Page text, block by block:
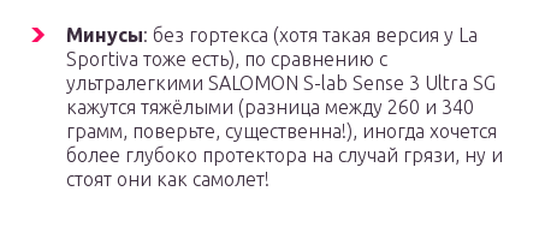
Минусы: без гортекса (хотя такая версия у La
Sportiva тоже есть), по сравнению с
ультралегкими SALOMON S-lab Sense 3 Ultra SG
кажутся тяжёлыми (разница между 260 и 340
грамм, поверьте, существенна!), иногда хочется
более глубоко протектора на случай грязи, ну и
стоят они как самолет!